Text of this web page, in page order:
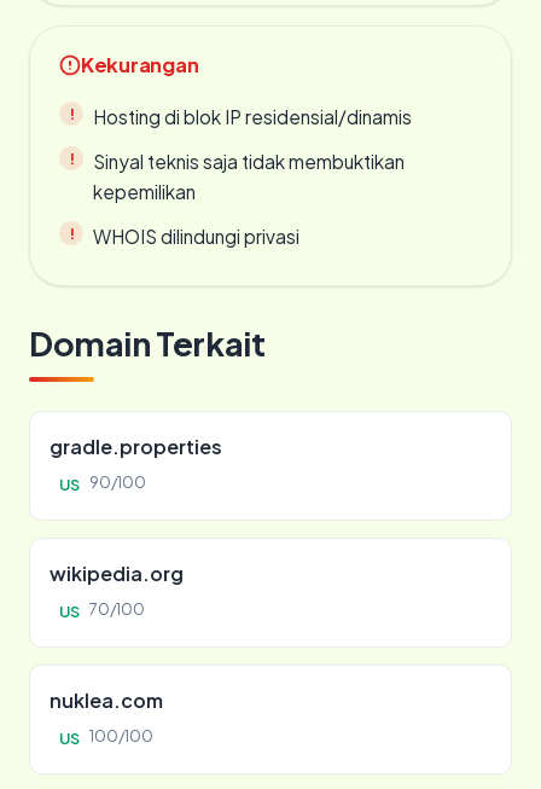
Kekurangan
Hosting di blok IP residensial/dinamis
Sinyal teknis saja tidak membuktikan
kepemilikan
WHOIS dilindungi privasi
Domain Terkait
gradle.properties
US 90/100
wikipedia.org
US 70/100
nuklea.com
US 100/100